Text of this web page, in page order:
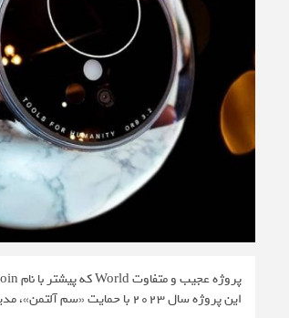
این پروژه سال 2023 با حمایت «سم آلتمن»، مدیرعامل OpenAI، تأسیس شد و از بلاکچین و اسکن چشم کاربران برای احراز هویت استفاده می‌کند.